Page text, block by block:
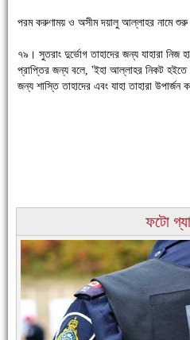
পরম করুণাময় ও অসীম দয়ালু আল্লাহর নামে শুরু
৭৯। সুতরাং দুর্ভোগ তাহাদের জন্য যাহারা নিজ
প্রাপ্তির জন্য বলে, 'ইহা আল্লাহর নিকট হইতে।'
জন্য শাস্তি তাহাদের এবং যাহা তাহারা উপার্জন
ফটো
চাঁদপুরে উই-এর প্রথম নানা ধরনের পণ্যের
চাঁদপুরের মানুষ তাদের পুরোটা দিয়ে আমাকে